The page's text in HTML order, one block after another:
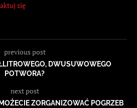
się
previous post
DWUSUWOWEGO
POTWORA?
next post
ZORGANIZOWAĆ POGRZEB